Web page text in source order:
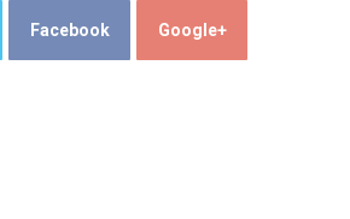
Facebook Google+